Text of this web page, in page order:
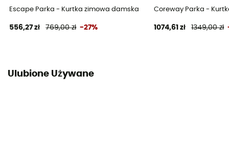
Escape Parka - Kurtka zimowa damska
556,27 zł 769,00 zł -27%
Coreway Parka -
1074,61 zł 1349,00 zł
Ulubione Używane